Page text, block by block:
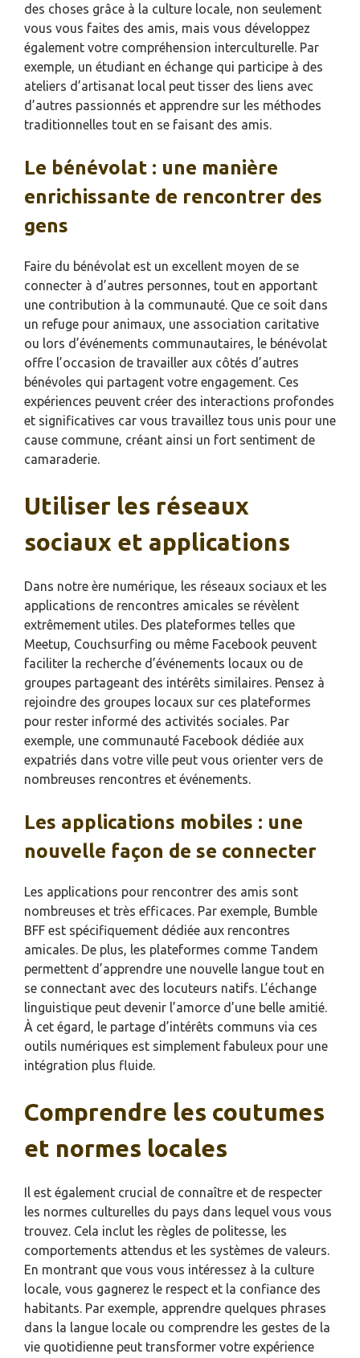
des choses grâce à la culture locale, non seulement
vous vous faites des amis, mais vous développez
également votre compréhension interculturelle. Par
exemple, un étudiant en échange qui participe à des
ateliers d’artisanat local peut tisser des liens avec
d’autres passionnés et apprendre sur les méthodes
traditionnelles tout en se faisant des amis.
Le bénévolat : une manière
enrichissante de rencontrer des
gens
Faire du bénévolat est un excellent moyen de se
connecter à d’autres personnes, tout en apportant
une contribution à la communauté. Que ce soit dans
un refuge pour animaux, une association caritative
ou lors d’événements communautaires, le bénévolat
offre l’occasion de travailler aux côtés d’autres
bénévoles qui partagent votre engagement. Ces
expériences peuvent créer des interactions profondes
et significatives car vous travaillez tous unis pour une
cause commune, créant ainsi un fort sentiment de
camaraderie.
Utiliser les réseaux
sociaux et applications
Dans notre ère numérique, les réseaux sociaux et les
applications de rencontres amicales se révèlent
extrêmement utiles. Des plateformes telles que
Meetup, Couchsurfing ou même Facebook peuvent
faciliter la recherche d’événements locaux ou de
groupes partageant des intérêts similaires. Pensez à
rejoindre des groupes locaux sur ces plateformes
pour rester informé des activités sociales. Par
exemple, une communauté Facebook dédiée aux
expatriés dans votre ville peut vous orienter vers de
nombreuses rencontres et événements.
Les applications mobiles : une
nouvelle façon de se connecter
Les applications pour rencontrer des amis sont
nombreuses et très efficaces. Par exemple, Bumble
BFF est spécifiquement dédiée aux rencontres
amicales. De plus, les plateformes comme Tandem
permettent d’apprendre une nouvelle langue tout en
se connectant avec des locuteurs natifs. L’échange
linguistique peut devenir l’amorce d’une belle amitié.
À cet égard, le partage d’intérêts communs via ces
outils numériques est simplement fabuleux pour une
intégration plus fluide.
Comprendre les coutumes
et normes locales
Il est également crucial de connaître et de respecter
les normes culturelles du pays dans lequel vous vous
trouvez. Cela inclut les règles de politesse, les
comportements attendus et les systèmes de valeurs.
En montrant que vous vous intéressez à la culture
locale, vous gagnerez le respect et la confiance des
habitants. Par exemple, apprendre quelques phrases
dans la langue locale ou comprendre les gestes de la
vie quotidienne peut transformer votre expérience